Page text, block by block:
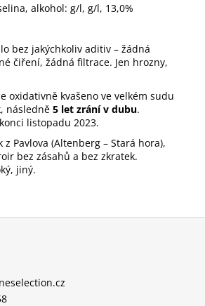
alkohol: g/l, g/l, 13,0%
bez jakýchkoliv aditiv – žádná
čiření, žádná filtrace. Jen hrozny,
oxidativně kvašeno ve velkém sudu
následně 5 let zrání v dubu.
listopadu 2023.
z Pavlova (Altenberg – Stará hora),
bez zásahů a bez zkratek.
jiný.